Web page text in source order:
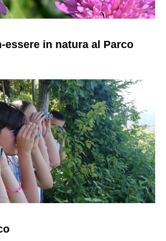
essere in natura al Parco